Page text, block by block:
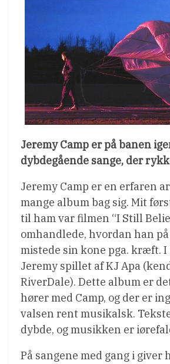
Jeremy Camp er på banen
dybdegående sange, der
Jeremy Camp er en erfaren
mange album bag sig. Mit
til ham var filmen “I Still
omhandlede, hvordan han
mistede sin kone pga. kræft.
Jeremy spillet af KJ Apa
RiverDale). Dette album er
hører med Camp, og der er
valsen rent musikalsk.
dybde, og musikken er
På sangene med gang i giver